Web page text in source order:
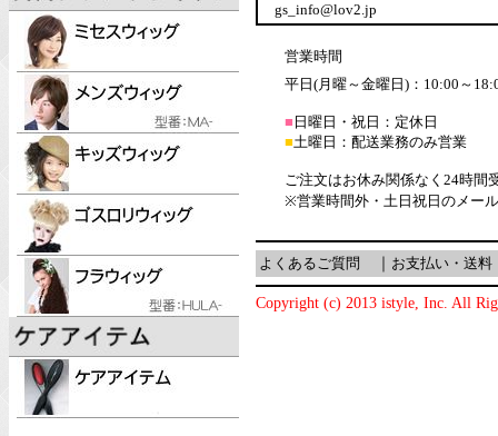
gs_info@lov2.jp
営業時間
平日(月曜～金曜日)：10:00～
■ 日曜日・祝日：定休日
■土曜日：配送業務のみ営業
ご注文はお休み関係なく24時間
※営業時間外・土日祝日のメー
よくあるご質問 お支払い・送料
Copyright (c) 2013 istyle, Inc. All